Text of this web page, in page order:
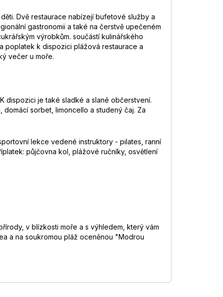
Dvě restaurace nabízejí bufetové služby a
gastronomii a také na čerstvě upečeném
výrobkům. součástí kulinářského
poplatek k dispozici plážová restaurace a
večer u moře.
dispozici je také sladké a slané občerstvení.
sorbet, limoncello a studený čaj. Za
lekce vedené instruktory - pilates, ranní
půjčovna kol, plážové ručníky, osvětlení
v blízkosti moře a s výhledem, který vám
a na soukromou pláž oceněnou "Modrou